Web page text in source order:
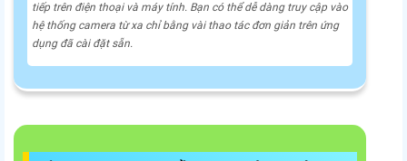
tiếp trên điện thoại và máy tính. Bạn có thể dễ dàng truy cập vào
hệ thống camera từ xa chỉ bằng vài thao tác đơn giản trên ứng
dụng đã cài đặt sẵn.